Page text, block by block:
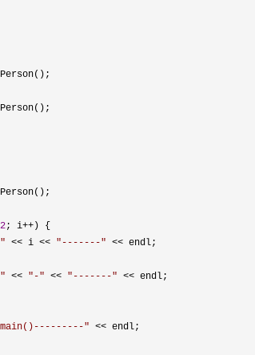
Person();
Person();
Person();
2; i++ ) {
" << i << " -------" << endl;
" << " -" << " -------" << endl;
" << endl;